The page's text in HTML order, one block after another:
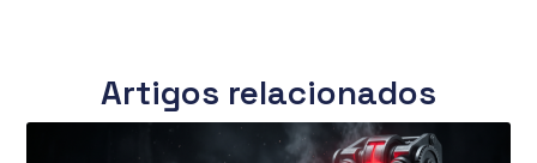
Artigos relacionados